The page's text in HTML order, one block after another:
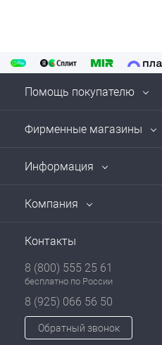
Помощь покупателю
Фирменные магазины
Информация
Компания
Контакты
8 (800) 555 25 61
бесплатно по России
8 (925) 066 56 50
Обратный звонок